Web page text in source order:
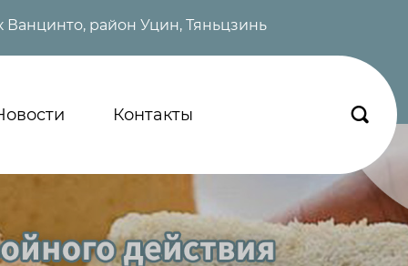
район Уцин, Тяньцзинь
Контакты 